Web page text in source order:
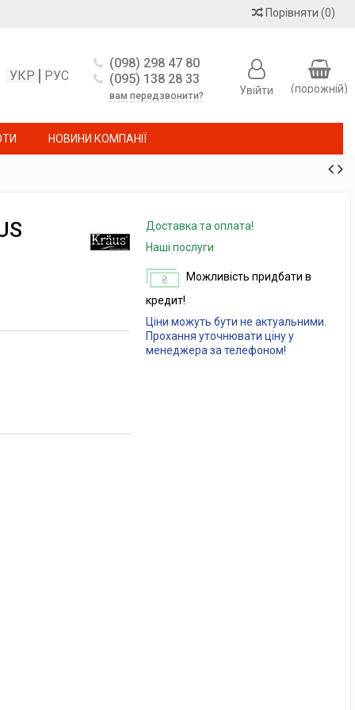
Порівняти (0)
(порожній)
РУС
УКР
(098) 298 47 80
(095) 138 28 33
вам передзвонити? Увійти
НОВИНИ КОМПАНІЇ
Доставка та оплата!
Наші послуги
Можливість придбати в
кредит!
Ціни можуть бути не актуальними.
Прохання уточнювати ціну у
менеджера за телефоном!